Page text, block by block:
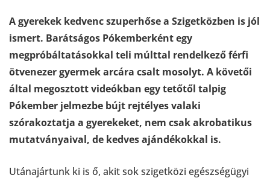
A gyerekek kedvenc szuperhőse a Szigetközben is jól
ismert. Barátságos Pókemberként egy
megpróbáltatásokkal teli múlttal rendelkező férfi
ötvenezer gyermek arcára csalt mosolyt. A követői
által megosztott videókban egy tetőtől talpig
Pókember jelmezbe bújt rejtélyes valaki
szórakoztatja a gyerekeket, nem csak akrobatikus
mutatványaival, de kedves ajándékokkal is.
Utánajártunk ki is ő, akit sok szigetközi egészségügyi